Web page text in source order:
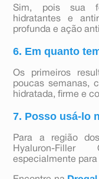
Sim, pois sua
hidratantes e
profunda e ação
6. Em quanto
Os primeiros
poucas semanas,
hidratada, firme e
7. Posso usá-lo
Para a região
Hyaluron-Filler
especialmente